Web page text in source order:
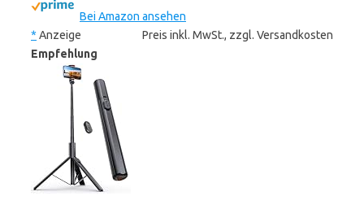
Bei Amazon ansehen
* Anzeige
Preis inkl. MwSt., zzgl. Versandkosten
Empfehlung